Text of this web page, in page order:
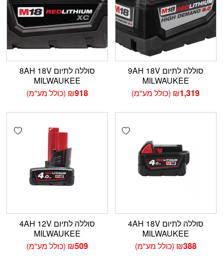
סוללה לתיום 9AH 18V
MILWAUKEE
₪1,319 (כולל מע"מ)
סוללה לתיום 8AH 18V
MILWAUKEE
₪918 (כולל מע"מ)
Add wishlist
סוללה לתיום 4AH 18V
MILWAUKEE
₪388 (כולל מע"מ)
סוללה לתיום 4AH 12V
MILWAUKEE
₪509 (כולל מע"מ)